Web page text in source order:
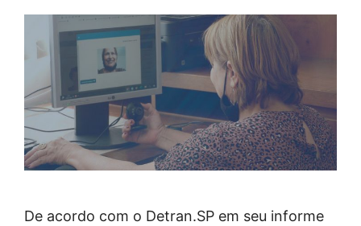
De acordo com o Detran.SP em seu informe